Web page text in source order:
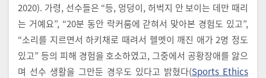
2020). 가령, 선수들은 “등, 엉덩이, 허벅지 안 보이는 데만 때리
는 거예요”, “20분 동안 락커룸에 갇혀서 맞아본 경험도 있고”,
“소리를 지르면서 하키채로 때려서 헬멧이 깨진 애가 2명 정도
있고” 등의 피해 경험을 호소하였고, 그중에서 공황장애를 앓으
며 선수 생활을 그만둔 경우도 있다고 밝혔다(Sports Ethics